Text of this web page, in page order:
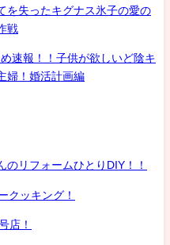
を失ったキグナス氷子の愛の
戦
速報！！子供が欲しいど陰キ
婦！婚活計画編
のリフォームひとりDIY！！
クッキング！
店！